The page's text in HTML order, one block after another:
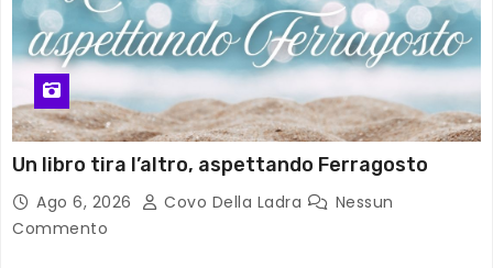
Un libro tira l’altro, aspettando Ferragosto
Ago 6, 2026 Covo Della Ladra
Nessun
Commento